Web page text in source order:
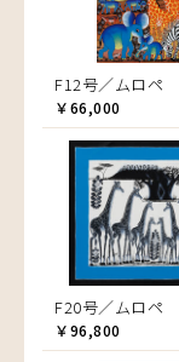
F12号／ムロペ
￥66,000
F20号／ムロペ
￥96,800